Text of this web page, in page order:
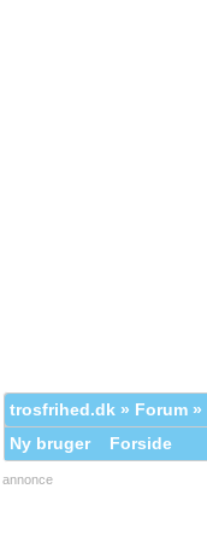
trosfrihed.dk » Forum »
Ny bruger
Forside
annonce